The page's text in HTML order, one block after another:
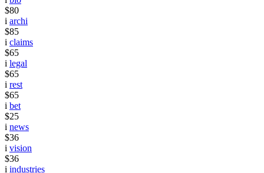
$80
i archi
$85
i claims
$65
i legal
$65
i rest
$65
i bet
$25
i news
$36
i vision
$36
i industries